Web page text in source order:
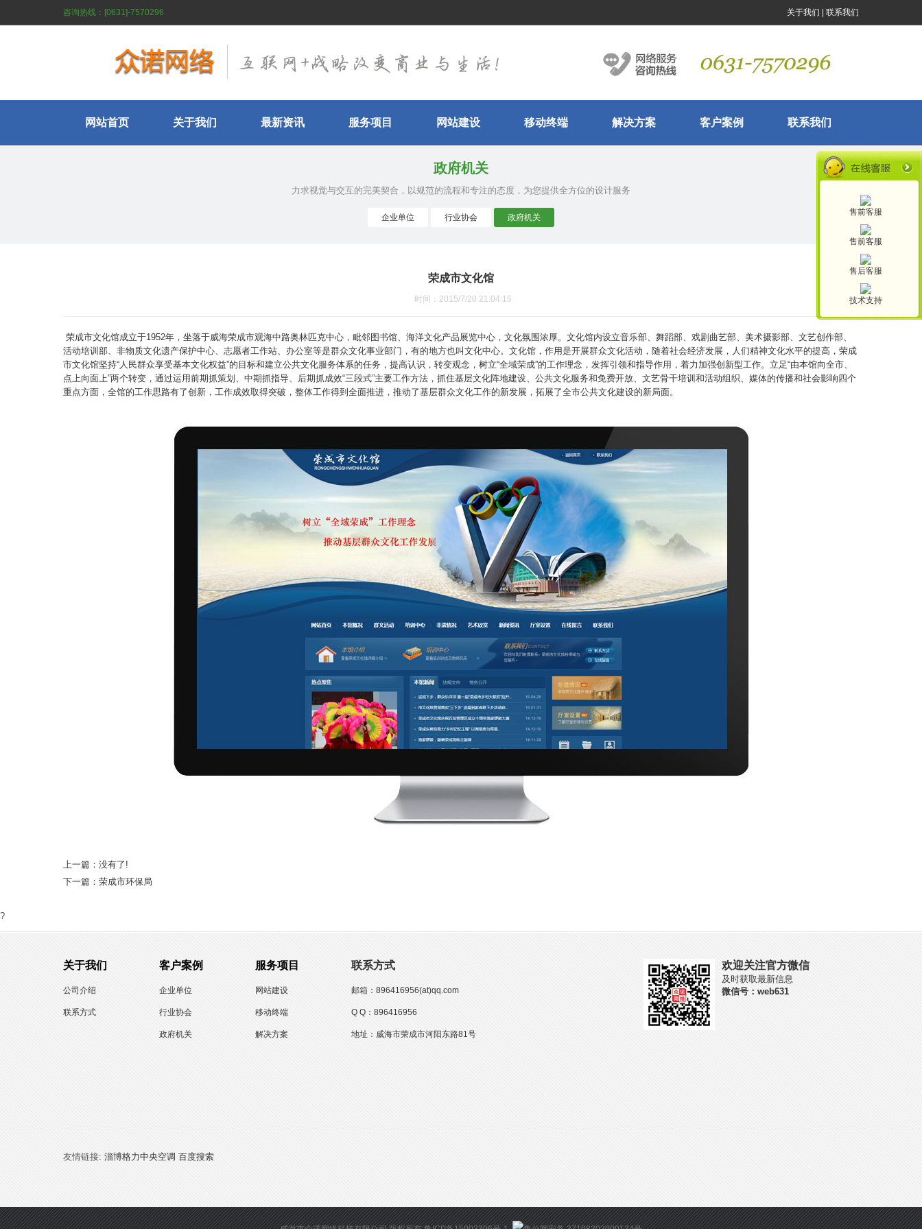
关于我们 联系我们
咨询热线：[0631]-7570296
网站首页 关于我们 最新资讯 服务项目 网站建设 移动终端 解决方案 客户案例 联系我们
政府机关
力求视觉与交互的完美契合，以规范的流程和专注的态度，为您提供全方位的设计服务
企业单位 行业协会 政府机关
荣成市文化馆
时间：2015/7/20 21:04:15
荣成市文化馆成立于1952年，坐落于威海荣成市观海中路奥林匹克中心，毗邻图书馆、海洋文化产品展览中心，文化氛围浓厚。文化馆内设立音乐部、舞蹈部、戏剧曲艺部、美术摄影部、文艺创作部、
活动培训部、非物质文化遗产保护中心、志愿者工作站、办公室等是群众文化事业部门，有的地方也叫文化中心。文化馆，作用是开展群众文化活动，随着社会经济发展，人们精神文化水平的提高，荣成
市文化馆坚持“人民群众享受基本文化权益”的目标和建立公共文化服务体系的任务，提高认识，转变观念，树立“全域荣成”的工作理念，发挥引领和指导作用，着力加强创新型工作。立足“由本馆向全市、
点上向面上”两个转变，通过运用前期抓策划、中期抓指导、后期抓成效“三段式”主要工作方法，抓住基层文化阵地建设、公共文化服务和免费开放、文艺骨干培训和活动组织、媒体的传播和社会影响四个
重点方面，全馆的工作思路有了创新，工作成效取得突破，整体工作得到全面推进，推动了基层群众文化工作的新发展，拓展了全市公共文化建设的新局面。
上一篇：没有了!
下一篇： 荣成市环保局
?
关于我们
公司介绍
联系方式
客户案例
企业单位
行业协会
政府机关
服务项目
网站建设
移动终端
解决方案
联系方式
邮箱：896416956(at)qq.com
Q Q：896416956
地址：威海市荣成市河阳东路81号
欢迎关注官方微信
及时获取最新信息
微信号：web631
友情链接: 淄博格力中央空调 百度搜索
售前客服
售前客服
售后客服
技术支持